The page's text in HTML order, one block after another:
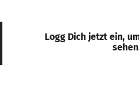
Logg Dich jetzt ein,